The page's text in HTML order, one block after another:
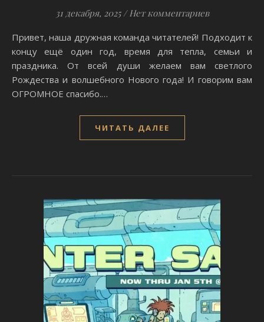
31 декабря, 2025 / Нет комментариев
Привет, наша дружная команда читателей! Подходит к
концу ещё один год, время для тепла, семьи и
праздника. От всей души желаем вам светлого
Рождества и волшебного Нового года! И говорим вам
ОГРОМНОЕ спасибо.…
ЧИТАТЬ ДАЛЕЕ